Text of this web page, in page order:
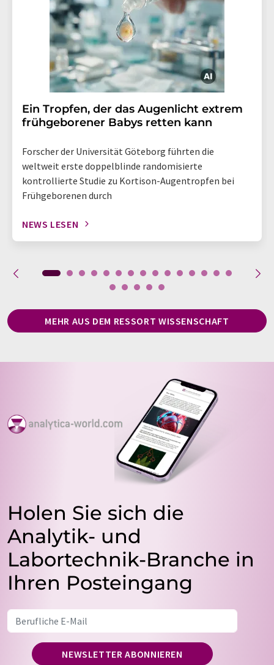
Ein Tropfen, der das Augenlicht extrem
frühgeborener Babys retten kann
Forscher der Universität Göteborg führten die
weltweit erste doppelblinde randomisierte
kontrollierte Studie zu Kortison-Augentropfen bei
Frühgeborenen durch
NEWS LESEN
MEHR AUS DEM RESSORT WISSENSCHAFT
Holen Sie sich die
Analytik- und
Labortechnik-Branche in
Ihren Posteingang
NEWSLETTER ABONNIEREN